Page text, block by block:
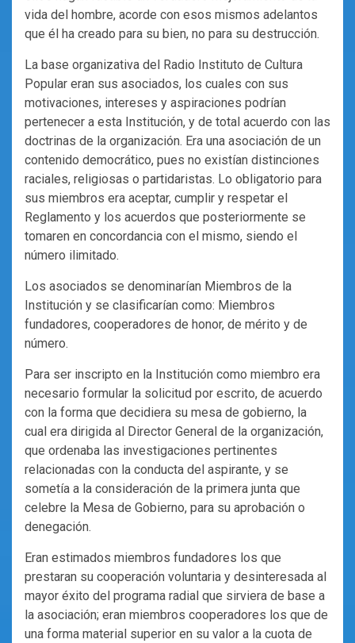
vida del hombre, acorde con esos mismos adelantos
que él ha creado para su bien, no para su destrucción.
La base organizativa del Radio Instituto de Cultura
Popular eran sus asociados, los cuales con sus
motivaciones, intereses y aspiraciones podrían
pertenecer a esta Institución, y de total acuerdo con las
doctrinas de la organización. Era una asociación de un
contenido democrático, pues no existían distinciones
raciales, religiosas o partidaristas. Lo obligatorio para
sus miembros era aceptar, cumplir y respetar el
Reglamento y los acuerdos que posteriormente se
tomaren en concordancia con el mismo, siendo el
número ilimitado.
Los asociados se denominarían Miembros de la
Institución y se clasificarían como: Miembros
fundadores, cooperadores de honor, de mérito y de
número.
Para ser inscripto en la Institución como miembro era
necesario formular la solicitud por escrito, de acuerdo
con la forma que decidiera su mesa de gobierno, la
cual era dirigida al Director General de la organización,
que ordenaba las investigaciones pertinentes
relacionadas con la conducta del aspirante, y se
sometía a la consideración de la primera junta que
celebre la Mesa de Gobierno, para su aprobación o
denegación.
Eran estimados miembros fundadores los que
prestaran su cooperación voluntaria y desinteresada al
mayor éxito del programa radial que sirviera de base a
la asociación; eran miembros cooperadores los que de
una forma material superior en su valor a la cuota de